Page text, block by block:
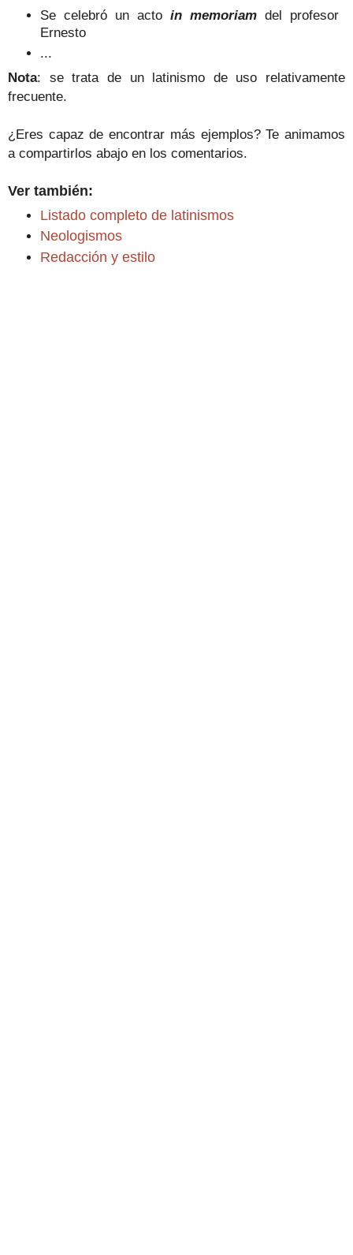
Se celebró un acto in memoriamdel profesor
Ernesto
...
Nota: se trata de un latinismo de uso relativamente
frecuente.
¿Eres capaz de encontrar más ejemplos? Te animamos
a compartirlos abajo en los comentarios.
Ver también:
Listado completo de latinismos
Neologismos
Redacción y estilo